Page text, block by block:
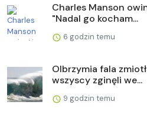
Charles Manson
"Nadal go kocham...
6 godzin temu
Olbrzymia fala
wszyscy zginęli we...
9 godzin temu